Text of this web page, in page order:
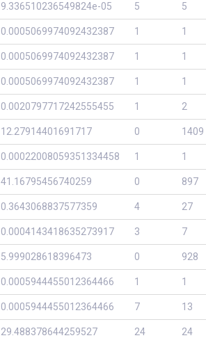
9.336510236549824e-05 5 5
0.0005069974092432387 1 1
0.0005069974092432387 1 1
0.0005069974092432387 1 1
0.0020797717242555455 1 2
12.27914401691717 0 1409
0.00022008059351334458 1 1
41.16795456740259 0 897
0.3643068837577359 4 27
0.0004143418635273917 3 7
5.999028618396473 0 928
0.0005944455012364466 1 1
0.0005944455012364466 7 13
29.488378644259527 24 24